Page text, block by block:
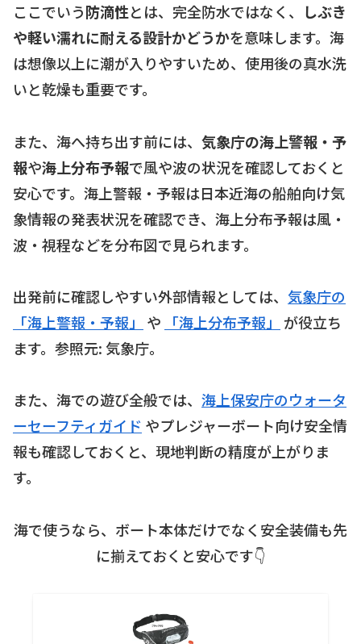
ここでいう防滴性とは、完全防水ではなく、 しぶき
や軽い濡れに耐える設計かどうかを意味します。海
は想像以上に潮が入りやすいため、使用後の真水洗
いと乾燥も重要です。
また、海へ持ち出す前には、 気象庁の海上警報・予
報や海上分布予報で風や波の状況を確認しておくと
安心です。海上警報・予報は日本近海の船舶向け気
象情報の発表状況を確認でき、海上分布予報は風・
波・視程などを分布図で見られます。
出発前に確認しやすい外部情報としては、 気象庁の
「海上警報・予報」
や 「海上分布予報」
が役立ち
ます。参照元: 気象庁。
また、海での遊び全般では、 海上保安庁のウォータ
ーセーフティガイド やプレジャーボート向け安全情
報も確認しておくと、現地判断の精度が上がりま
す。
海で使うなら、ボート本体だけでなく安全装備も先
に揃えておくと安心です👇